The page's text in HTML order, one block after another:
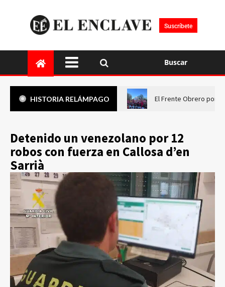
Suscríbete
Buscar
HISTORIA RELÁMPAGO El Frente Obrero pone
Detenido un venezolano por 12
robos con fuerza en Callosa d’en
Sarrià